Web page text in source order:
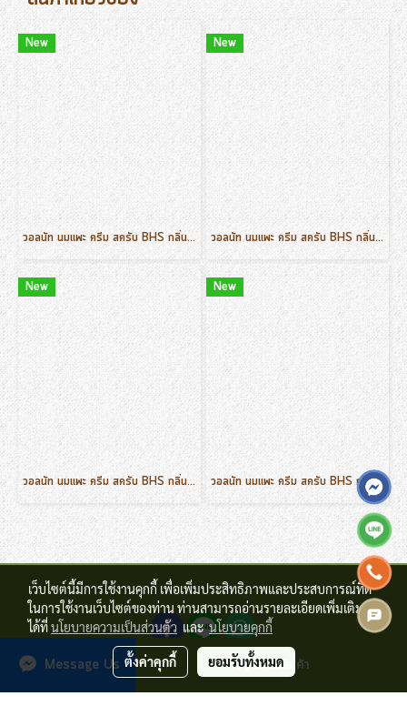
สั่งซื้อสินค้า
Message Us
New
วอลนัท นมแพะ ครีม สครับ BHS กลิ่นวนิลา ขนาด 500 g.
New
วอลนัท นมแพะ ครีม สครับ BHS กลิ่นตะไคร้ ขนาด 500 g.
New
วอลนัท นมแพะ ครีม สครับ BHS กลิ่นส้ม ขนาด 500 g.
New
วอลนัท นมแพะ ครีม สครับ BHS กลิ่นมะพร้าว ขนาด 500 g.
เว็บไซต์นี้มีการใช้งานคุกกี้ เพื่อเพิ่มประสิทธิภาพและประสบการณ์ที่ดี
ในการใช้งานเว็บไซต์ของท่าน ท่านสามารถอ่านรายละเอียดเพิ่มเติม
ได้ที่นโยบายความเป็นส่วนตัว และนโยบายคุกกี้
ตั้งค่าคุกกี้ ยอมรับทั้งหมด